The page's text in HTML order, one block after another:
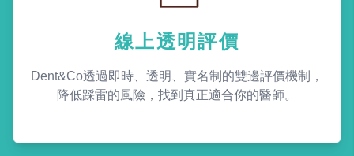
線上透明評價
Dent&Co透過即時、透明、實名制的雙邊評價機制，
降低踩雷的風險，找到真正適合你的醫師。